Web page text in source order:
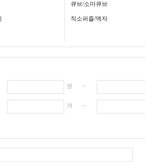
큐브/소마큐브
직소퍼즐/액자
원 ~
개 ~